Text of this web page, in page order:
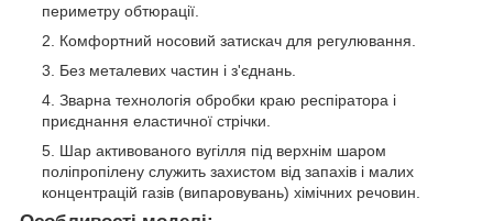
периметру обтюрації.
Комфортний носовий затискач для регулювання.
Без металевих частин і з'єднань.
Зварна технологія обробки краю респіратора і
приєднання еластичної стрічки.
Шар активованого вугілля під верхнім шаром
поліпропілену служить захистом від запахів і малих
концентрацій газів (випаровувань) хімічних речовин.